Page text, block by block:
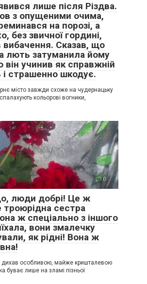
лише після Різдва.
з опущеними очима,
на порозі, а
без звичної гордині,
вибачення. Сказав, що
лють затуманила йому
учинив як справжній
і страшенно шкодує.
місто завжди схоже на чудернацьку
кольорові вогники,
0
люди добрі! Це ж
троюрідна сестра
ж спеціально з іншого
вони змалечку
як рідні! Вона ж
дихав особливою, майже кришталевою
буває лише на зламі пізньої